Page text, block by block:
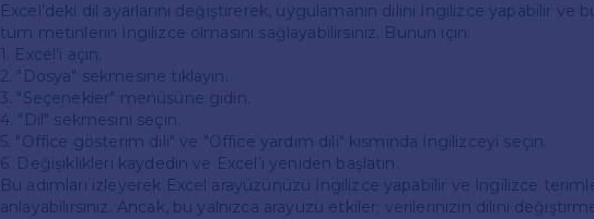
Excel’deki dil ayarlarını değiştirerek, uygulamanın dilini İngilizce yapabilir ve
tüm metinlerin İngilizce olmasını sağlayabilirsiniz. Bunun için:
1. Excel’i açın.
2. "Dosya" sekmesine tıklayın.
3. "Seçenekler" menüsüne gidin.
4. "Dil" sekmesini seçin.
5. "Office gösterim dili" ve "Office yardım dili" kısmında İngilizceyi seçin.
6. Değişiklikleri kaydedin ve Excel’i yeniden başlatın.
Bu adımları izleyerek Excel arayüzünüzü İngilizce yapabilir ve İngilizce
anlayabilirsiniz. Ancak, bu yalnızca arayüzü etkiler; verilerinizin dilini